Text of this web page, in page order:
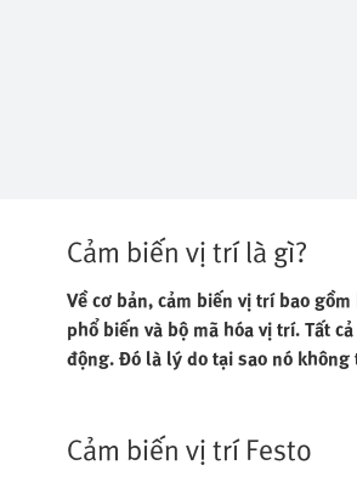
Cảm biến vị trí là gì?
Về cơ bản, cảm biến vị trí bao
phổ biến và bộ mã hóa vị trí. Tất
động. Đó là lý do tại sao nó
Cảm biến vị trí Festo